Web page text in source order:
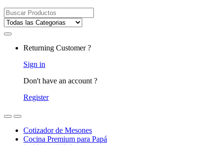
Search
for:
Returning Customer ?
Sign in
Don't have an account ?
Register
Cotizador de Mesones
Cocina Premium para Papá